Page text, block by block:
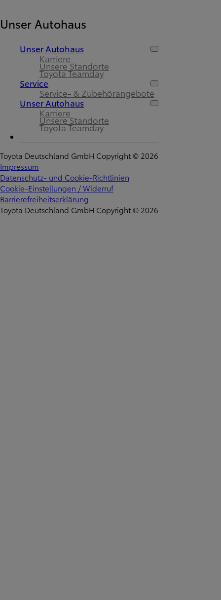
Unser Autohaus
Unser Autohaus
Karriere
Unsere Standorte
Toyota Teamday
Service
Service- & Zubehörangebote
Unser Autohaus
Karriere
Unsere Standorte
Toyota Teamday
Toyota Deutschland GmbH Copyright © 2026
Impressum
Datenschutz- und Cookie-Richtlinien
Cookie-Einstellungen / Widerruf
Barrierefreiheitserklärung
Toyota Deutschland GmbH Copyright © 2026